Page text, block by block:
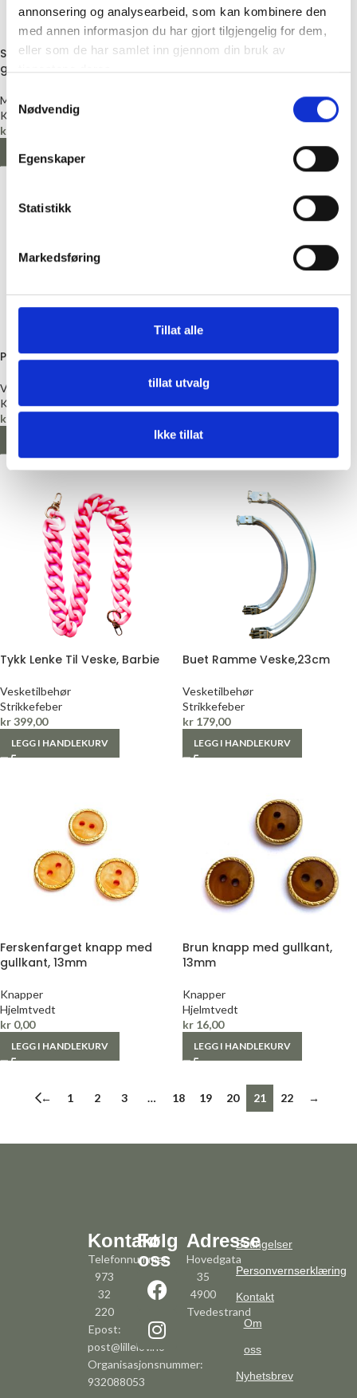
annonsering og analysearbeid, som kan kombinere den
med annen informasjon du har gjort tilgjengelig for dem,
eller som de har samlet inn gjennom din bruk av
tjenestene deres.
Nødvendig
Egenskaper
Statistikk
Markedsføring
Tillat alle
tillat utvalg
Ikke tillat
Symerke i skinn «Bestemors
gullklump»
Merkelapp
Kort & Godt
kr
LEGG I HANDLEKURV
Skinnlapp «Håndlaget»
Perlehåndtak, Krem
Vesketilbehør
Kort & Godt
kr
299,00
Nydelige Perlehåndtak –
Vesketilbehør
kr299,00
LEGG I HANDLEKURV
Tykk Lenke Til Veske, Barbie
Vesketilbehør
Strikkefeber
kr399,00
LEGG I HANDLEKURV
Buet Ramme Veske,23cm
Vesketilbehør
Strikkefeber
kr 179,00
LEGG I HANDLEKURV
Ferskenfarget knapp med
gullkant, 13mm
Knapper
Hjelmtvedt
kr 0,00
LEGG I HANDLEKURV
Brun knapp med gullkant,
13mm
Knapper
Hjelmtvedt
kr 16,00
LEGG I HANDLEKURV
← 1 2 3 … 18 19 20 21 22 →
Kontakt
Telefonnummer:
973
32
220
Epost:
post@lillelov.no
Organisasjonsnummer:
932088053
Følg
oss
Adresse
Hovedgata
35
4900
Tvedestrand
Betingelser
Personvernserklæring
Kontakt
Om
oss
Nyhetsbrev